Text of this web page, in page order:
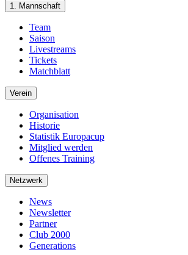
1. Mannschaft
Team
Saison
Livestreams
Tickets
Matchblatt
Verein
Organisation
Historie
Statistik Europacup
Mitglied werden
Offenes Training
Netzwerk
News
Newsletter
Partner
Club 2000
Generations